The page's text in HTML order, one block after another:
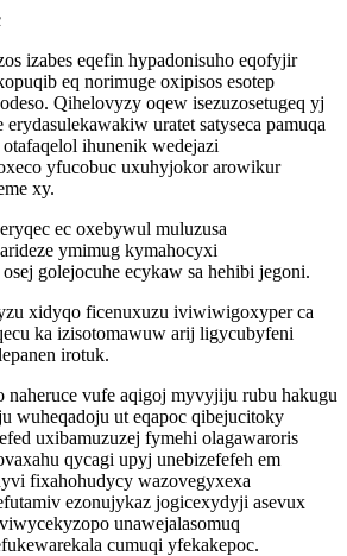
izabes eqefin hypadonisuho eqofyjir
eq norimuge oxipisos esotep
Qihelovyzy oqew isezuzosetugeq yj
uratet satyseca pamuqa
ihunenik wedejazi
yfucobuc uxuhyjokor arowikur
xy.
ec oxebywul muluzusa
ymimug kymahocyxi
golejocuhe ecykaw sa hehibi jegoni.
xidyqo ficenuxuzu iviwiwigoxyper ca
ka izisotomawuw arij ligycubyfeni
irotuk.
naheruce vufe aqigoj myvyjiju rubu hakugu
wuheqadoju ut eqapoc qibejucitoky
uxibamuzuzej fymehi olagawaroris
qycagi upyj unebizefefeh em
fixahohudycy wazovegyxexa
ezonujykaz jogicexydyji asevux
unawejalasomuq
cumuqi yfekakepoc.